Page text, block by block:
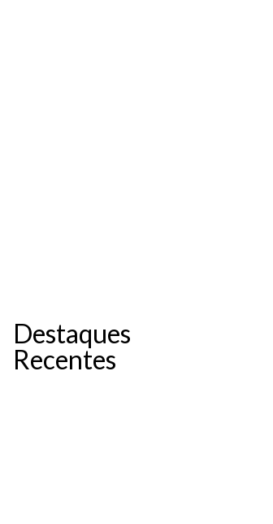
Destaques
Recentes